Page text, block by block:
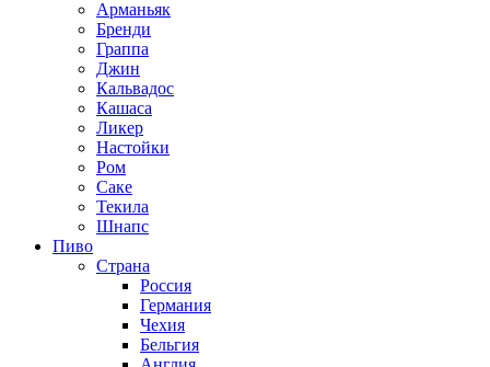
Арманьяк
Бренди
Граппа
Джин
Кальвадос
Кашаса
Ликер
Настойки
Ром
Саке
Текила
Шнапс
Пиво
Страна
Россия
Германия
Чехия
Бельгия